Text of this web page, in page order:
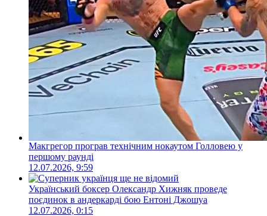
Макгрегор програв технічним нокаутом Голловею у
першому раунді
12.07.2026, 9:59
Український боксер Олександр Хижняк проведе
поєдинок в андеркарді бою Ентоні Джошуа
12.07.2026, 0:15